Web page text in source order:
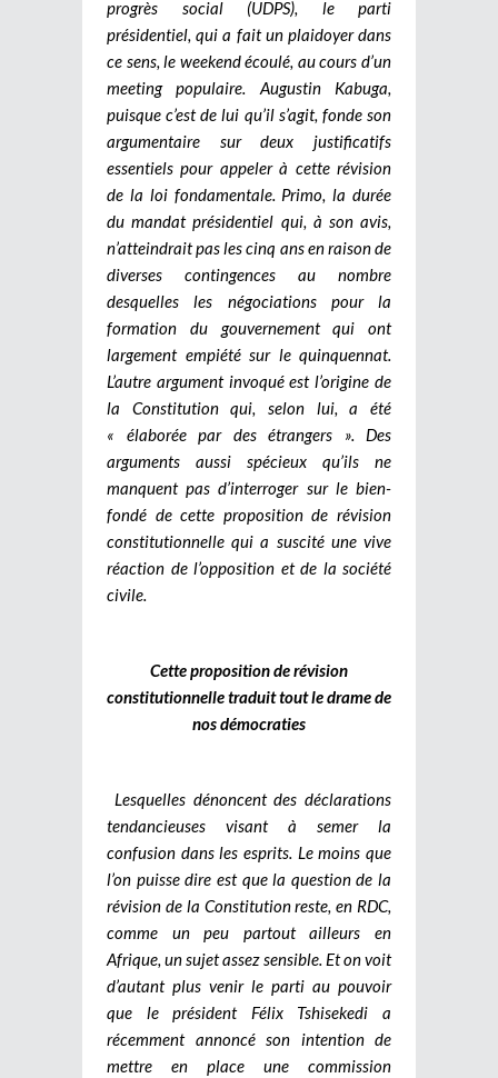
progrès social (UDPS), le parti
présidentiel, qui a fait un plaidoyer dans
ce sens, le weekend écoulé, au cours d’un
meeting populaire. Augustin Kabuga,
puisque c’est de lui qu’il s’agit, fonde son
argumentaire sur deux justificatifs
essentiels pour appeler à cette révision
de la loi fondamentale. Primo, la durée
du mandat présidentiel qui, à son avis,
n’atteindrait pas les cinq ans en raison de
diverses contingences au nombre
desquelles les négociations pour la
formation du gouvernement qui ont
largement empiété sur le quinquennat.
L’autre argument invoqué est l’origine de
la Constitution qui, selon lui, a été
« élaborée par des étrangers ». Des
arguments aussi spécieux qu’ils ne
manquent pas d’interroger sur le bien-
fondé de cette proposition de révision
constitutionnelle qui a suscité une vive
réaction de l’opposition et de la société
civile.
Cette proposition de révision
constitutionnelle traduit tout le drame de
nos démocraties
Lesquelles dénoncent des déclarations
tendancieuses visant à semer la
confusion dans les esprits. Le moins que
l’on puisse dire est que la question de la
révision de la Constitution reste, en RDC,
comme un peu partout ailleurs en
Afrique, un sujet assez sensible. Et on voit
d’autant plus venir le parti au pouvoir
que le président Félix Tshisekedi a
récemment annoncé son intention de
mettre en place une commission